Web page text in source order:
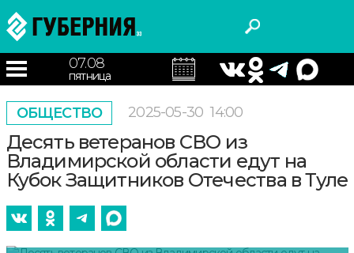
07.08
пятница
ОБЩЕСТВО 2025-05-30 14:00
Десять ветеранов СВО из
Владимирской области едут на
Кубок Защитников Отечества в Туле